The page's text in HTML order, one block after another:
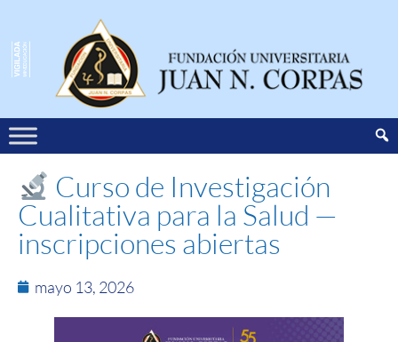
Curso de Investigación
Cualitativa para la Salud —
inscripciones abiertas
mayo 13, 2026